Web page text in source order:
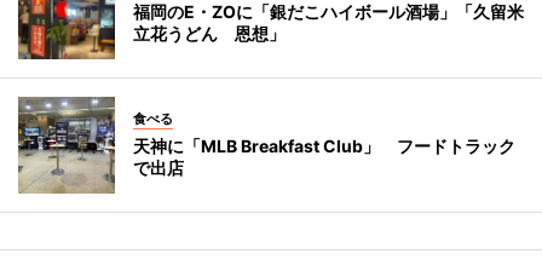
福岡のE・ZOに「銀だこハイボール酒場」「久留米
立花うどん 恩想」
食べる
天神に「MLB Breakfast Club」 フードトラック
で出店